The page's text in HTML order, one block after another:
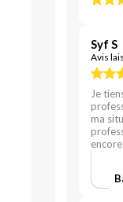
Syf S
Avis
Je
ma